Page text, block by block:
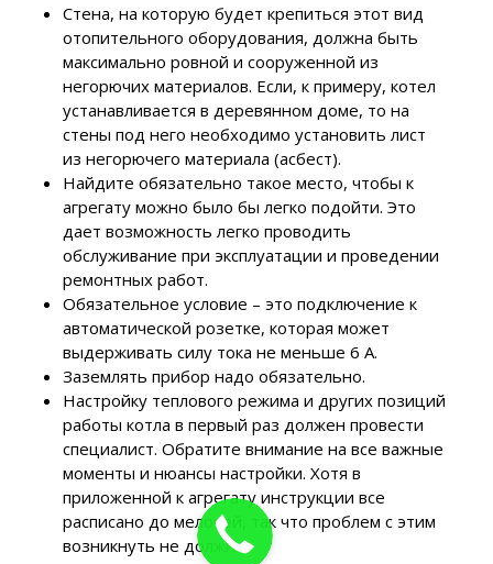
Стена, на которую будет крепиться этот вид
отопительного оборудования, должна быть
максимально ровной и сооруженной из
негорючих материалов. Если, к примеру, котел
устанавливается в деревянном доме, то на
стены под него необходимо установить лист
из негорючего материала (асбест).
Найдите обязательно такое место, чтобы к
агрегату можно было бы легко подойти. Это
дает возможность легко проводить
обслуживание при эксплуатации и проведении
ремонтных работ.
Обязательное условие – это подключение к
автоматической розетке, которая может
выдерживать силу тока не меньше 6 А.
Заземлять прибор надо обязательно.
Настройку теплового режима и других позиций
работы котла в первый раз должен провести
специалист. Обратите внимание на все важные
моменты и нюансы настройки. Хотя в
приложенной к агрегату инструкции все
расписано до мелочей, так что проблем с этим
возникнуть не должно.